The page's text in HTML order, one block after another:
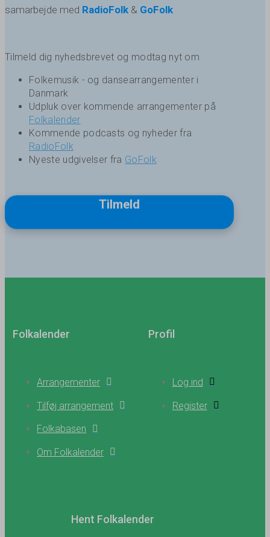
samarbejde med RadioFolk & GoFolk
Tilmeld dig nyhedsbrevet og modtag nyt om
Folkemusik - og dansearrangementer i
Danmark
Udpluk over kommende arrangementer på
Folkalender
Kommende podcasts og nyheder fra
RadioFolk
Nyeste udgivelser fra GoFolk
Tilmeld
Folkalender
Arrangementer
Tilføj arrangement
Folkabasen
Om Folkalender
Profil
Log ind
Register
Hent Folkalender